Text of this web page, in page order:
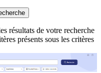
résultats de votre recherche
présents sous les critères